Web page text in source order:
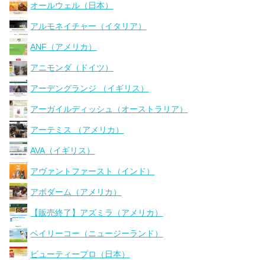
オールウェル（日本）
アルモネイチャー（イタリア）
ANF（アメリカ）
アニモンダ（ドイツ）
アーデングランジ （イギリス）
アーガイルディッシュ（オーストラリア）
アーテミス （アメリカ）
AVA（イギリス）
アヴァントファースト（インド）
アボダーム（アメリカ）
【販売終了】アズミラ（アメリカ）
ベイリーコー（ニュージーランド）
ビューティープロ（日本）